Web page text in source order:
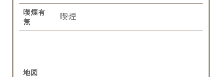
喫煙有
無
喫煙
地図